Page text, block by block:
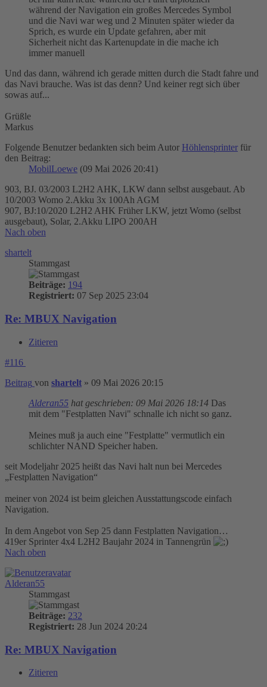
während der Navigation ein großes Mercedes Symbol
und die Navi war weg und 2 Minuten später wieder da
Sprich, es wurde ein Update gefahren, aber mit
Sicherheit nicht das Kartenupdate in die mache ich
immer manuell
Und das dann, während ich gerade mitten durch die Stadt fahre und
das Navi brauche. Was ist das denn? Und keiner regt sich über
sowas auf...
Grüßle
Markus
Folgende Benutzer bedankten sich beim Autor Höhlensprinter für
den Beitrag:
MobilLoewe (09 Mai 2026 20:41)
903, BJ. 03/2003 L2H2 AHK, LKW dann selbst ausgebaut. Ab
10/2003 Womo 2.Akku 3x 100Ah AGM
907, BJ:10/2020 L2H2 AHK Früher LKW, jetzt Womo (selbst
ausgebaut), Solar, 2.Akku LIPO 200AH
Nach oben
shartelt
Stammgast
Beiträge: 194
Registriert: 07 Sep 2025 23:04
Re: MBUX Navigation
Zitieren
#116
Beitrag von shartelt » 09 Mai 2026 20:15
Alderan55 hat geschrieben: 09 Mai 2026 18:14 Das
mit dem "Festplatten Navi" schnalle ich nicht so ganz.
Meines muß ja auch eine "Festplatte" vermutlich ein
schlichter NAND Speicher haben.
seit Modeljahr 2025 heißt das Navi halt nun bei Mercedes
„Festplatten Navigation“
meiner von 2024 ist beim gleichen Ausstattungscode einfach
Navigation.
In dem Angebot von Sep 25 dann Festplatten Navigation…
419er Sprinter 4x4 L2H2 Baujahr 2024 in Tannengrün
Nach oben
Alderan55
Stammgast
Beiträge: 232
Registriert: 28 Jun 2024 20:24
Re: MBUX Navigation
Zitieren